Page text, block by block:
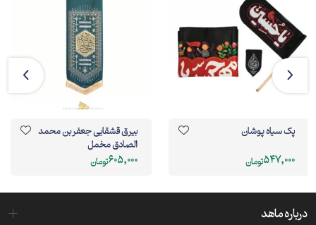
حالا دیگه جمله پشت تریلی هم دیده می‌شد! توی شرایطی که من
داشتم فقط یه نفر می‌تونست کمکم کنه و راه رو نشونم بده که توی دره
نیفتم. جمله همونیه که داری بهش فکر میکنی!
عزیزان دل! اگر این کتیبه رو از ما خریداری کردین، یادتون باشه حتما اون
رو با آب سرد و مواد شوینده غیراسیدی بشویید.
پک سیاه پوشان
547,000تومان
بیرق قشقایی جعفر بن محمد
الصادق مخمل
605,000تومان
درباره ماهد